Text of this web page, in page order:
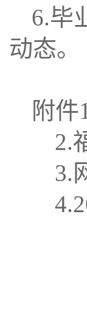
6.毕
动态。
附件
2.
3.